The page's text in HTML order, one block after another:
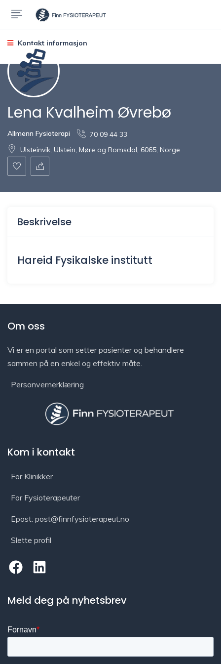
Kontakt informasjon
Lena Kvalheim Øvrebø
Allmenn Fysioterapi
70 09 44 33
Ulsteinvik, Ulstein, Møre og Romsdal, 6065, Norge
Beskrivelse
Hareid Fysikalske institutt
Om oss
Vi er en portal som setter pasienter og behandlere
sammen på en enkel og effektiv måte.
Personvernerklæring
Kom i kontakt
For Klinikker
For Fysioterapeuter
Epost: post@finnfysioterapeut.no
Slette profil
Meld deg på nyhetsbrev